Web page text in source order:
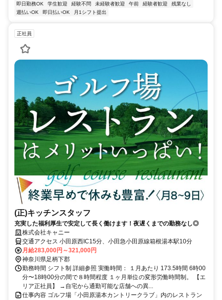
即日勤務OK
学生歓迎 経験不問 未経験者歓迎 午前 経験者歓迎
残業なし
週払いOK
即日払いOK 月1シフト提出
正社員
(正)キッチンスタッフ
充実した福利厚生で安定して長く働けます！夜遅くまでの勤務なし◎
株式会社キャニー
交通アクセス 小田原西IC15分、小田急小田原線箱根湯本駅10分
月給283,000円～321,000円
神奈川県足柄下郡
勤務時間 シフト制 詳細参照 実働時間： １月あたり 173.5時間 6時00
分〜18時00分の間で８時間程度 １ヶ月単位の変形労働時間制。 【エ
リア正社員】 →自宅から通勤可能な店舗への異...
仕事内容 ゴルフ場「小田原湯本カントリークラブ」内のレストラン